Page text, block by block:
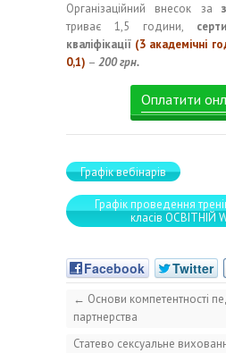
Організаційний внесок за
триває 1,5 години,
кваліфікації (3 академічні
0,1) – 200 грн.
Оплатити
Графік вебінарів
Графік проведення
класів ОСВІТНІЙ
Facebook Twitter
← Основи компетентності
партнерства
Статево сексуальне